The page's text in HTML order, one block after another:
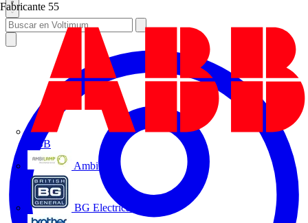
Fabricante 55
ABB
Ambilamp
BG Electrical